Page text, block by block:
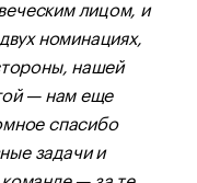
лицом, и
номинациях,
нашей
— нам еще
спасибо
задачи и